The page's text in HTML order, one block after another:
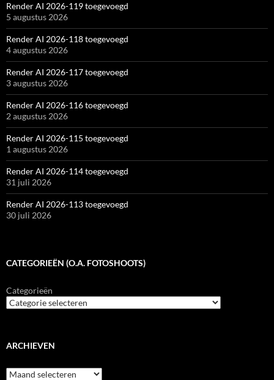
Render AI 2026-119 toegevoegd
5 augustus 2026
Render AI 2026-118 toegevoegd
4 augustus 2026
Render AI 2026-117 toegevoegd
3 augustus 2026
Render AI 2026-116 toegevoegd
2 augustus 2026
Render AI 2026-115 toegevoegd
1 augustus 2026
Render AI 2026-114 toegevoegd
31 juli 2026
Render AI 2026-113 toegevoegd
30 juli 2026
CATEGORIEËN (O.A. FOTOSHOOTS)
Categorieën
ARCHIEVEN
Archieven